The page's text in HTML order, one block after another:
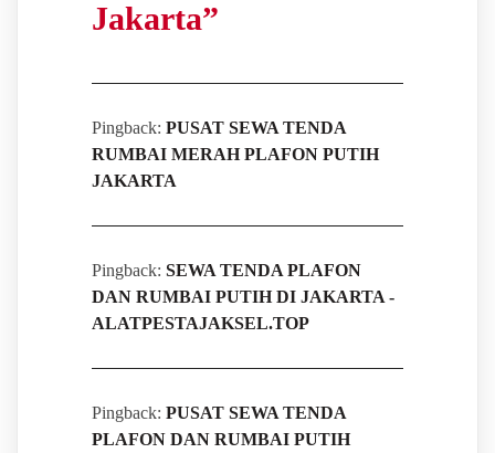
Jakarta”
Pingback: PUSAT SEWA TENDA
RUMBAI MERAH PLAFON PUTIH
JAKARTA
Pingback: SEWA TENDA PLAFON
DAN RUMBAI PUTIH DI JAKARTA -
ALATPESTAJAKSEL.TOP
Pingback: PUSAT SEWA TENDA
PLAFON DAN RUMBAI PUTIH